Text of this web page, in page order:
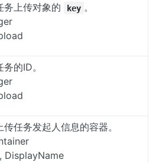
务上传对象的 key 。
的ID。
任务发起人信息的容器。
DisplayName